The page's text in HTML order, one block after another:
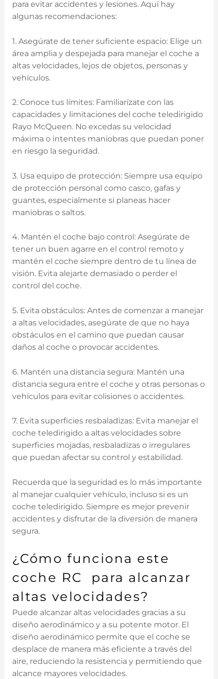
para evitar accidentes y lesiones. Aquí hay
algunas recomendaciones:
1. Asegúrate de tener suficiente espacio: Elige un ​
área amplia y​ despejada para manejar el coche⁣ a
altas velocidades, lejos de objetos, personas y
vehículos.
2. Conoce tus límites: Familiarízate con las
capacidades y limitaciones del coche teledirigido
‍Rayo McQueen. No excedas su‌ velocidad
máxima o intentes⁣ maniobras que puedan poner
en riesgo la seguridad.
3. Usa equipo de⁢ protección:⁣ Siempre ​usa equipo
de protección personal⁤ como casco, gafas y
guantes, especialmente si planeas hacer
maniobras o saltos.
4. Mantén el coche bajo control: Asegúrate de
tener un buen agarre en el control remoto y
mantén el coche siempre dentro de tu línea de
visión. Evita alejarte demasiado o perder el‌
control del coche.
5. Evita obstáculos: ⁢Antes de comenzar a manejar
a altas velocidades, asegúrate de que no haya
obstáculos en el camino que‍ puedan causar
daños al coche o provocar accidentes.
6.⁤ Mantén una distancia‍ segura: Mantén una
distancia segura entre el coche y otras personas o
vehículos para evitar colisiones o accidentes.
7. Evita superficies resbaladizas: Evita manejar el
coche teledirigido a altas velocidades sobre
superficies mojadas, resbaladizas o irregulares
que puedan afectar su control y estabilidad.
Recuerda que la seguridad es⁢ lo más importante
al manejar ⁢cualquier vehículo, incluso si ‍es un
coche teledirigido. Siempre es mejor prevenir
accidentes y disfrutar de la diversión de manera
segura.
¿Cómo funciona este
coche RC para alcanzar
altas velocidades?
Puede alcanzar altas velocidades gracias a su
diseño aerodinámico y a su⁢ potente motor. El
diseño aerodinámico permite⁢ que el coche se
desplace de manera más eficiente a⁢ través del
aire, reduciendo la resistencia y ​permitiendo que
alcance mayores velocidades.